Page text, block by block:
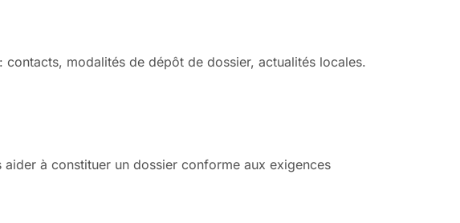
modalités de dépôt de dossier, actualités locales.
à constituer un dossier conforme aux exigences